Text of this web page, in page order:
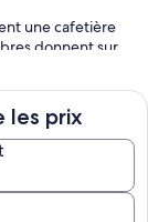
une cafetière
donnent sur
salle à manger
service de
peuvent faire
les prix